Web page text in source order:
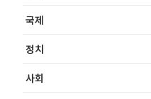
국제
정치
사회